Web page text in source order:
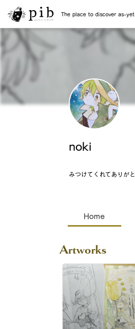
The place to discover as-
noki
みつけてくれてありが
Home
Artworks